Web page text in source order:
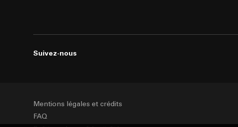
Suivez-nous
Mentions légales et crédits
FAQ